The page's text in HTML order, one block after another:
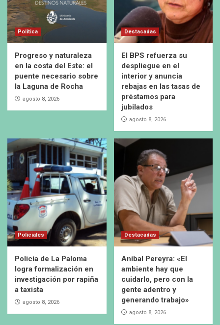
Política
Progreso y naturaleza
en la costa del Este: el
puente necesario sobre
la Laguna de Rocha
agosto 8, 2026
Destacadas
El BPS refuerza su
despliegue en el
interior y anuncia
rebajas en las tasas de
préstamos para
jubilados
agosto 8, 2026
Policiales
Policía de La Paloma
logra formalización en
investigación por rapiña
a taxista
agosto 8, 2026
Destacadas
Aníbal Pereyra: «El
ambiente hay que
cuidarlo, pero con la
gente adentro y
generando trabajo»
agosto 8, 2026